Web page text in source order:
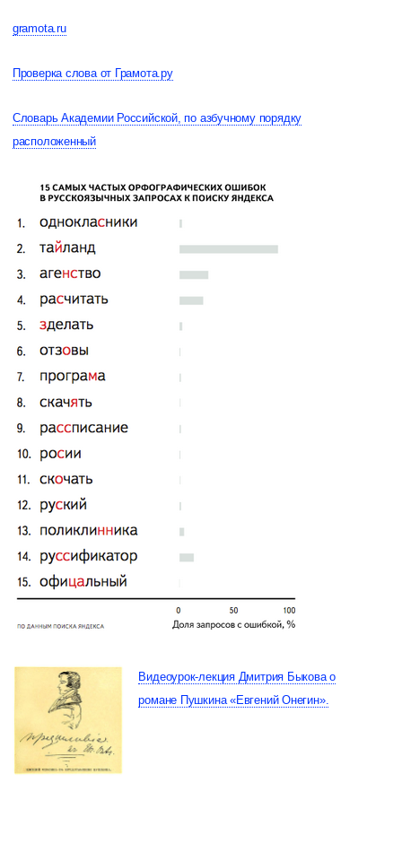
gramota.ru
Проверка слова от Грамота.ру
Словарь Академии Российской, по азбучному порядку
расположенный
Видеоурок-лекция Дмитрия Быкова о
романе Пушкина «Евгений Онегин».